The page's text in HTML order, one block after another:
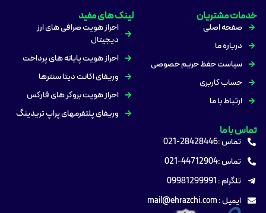
خدمات مشتریان
صفحه اصلی
درباره ما
سیاست حفظ حریم خصوصی
حساب کاربری
ارتباط با ما
لینک های مفید
احراز هویت صرافی های ارز
دیجیتال
احراز هویت پایانه های پرداخت
وریفای اکانت دیتا سنترها
احراز هویت بروکر های فارکس
وریفای پلتفرمهای پراپ تریدینگ
تماس با ما
تماس :28428446-021
تماس :44712904-021
تلگرام : 09981299991
ایمیل : mail@ehrazchi.com